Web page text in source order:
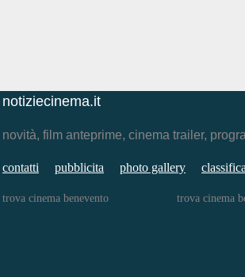
notiziecinema.it
novità, film anteprime, cinema trailer,
contatti pubblicita photo gallery
trova cinema benevento trova cinema